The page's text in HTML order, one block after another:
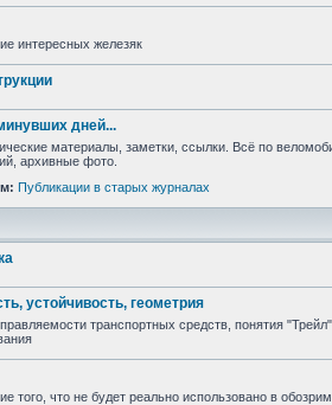
интересных железяк
дней...
материалы, заметки, ссылки. Всё по
архивные фото.
Публикации в старых журналах
устойчивость, геометрия
транспортных средств, понятия
того, что не будет реально использовано в